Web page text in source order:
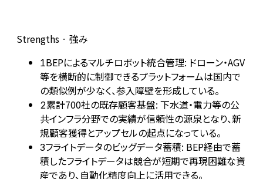
Strengths · 強み
1BEPによるマルチロボット統合管理: ドローン・AGV
等を横断的に制御できるプラットフォームは国内で
の類似例が少なく、参入障壁を形成している。
2累計700社の既存顧客基盤: 下水道・電力等の公
共インフラ分野での実績が信頼性の源泉となり、新
規顧客獲得とアップセルの起点になっている。
3フライトデータのビッグデータ蓄積: BEP経由で蓄
積したフライトデータは競合が短期で再現困難な資
産であり、自動化精度向上に活用できる。